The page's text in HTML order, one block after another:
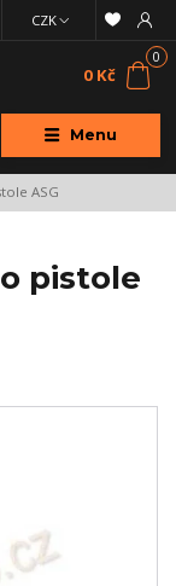
Menu
CZK
0
0 Kč
ASG
pistole